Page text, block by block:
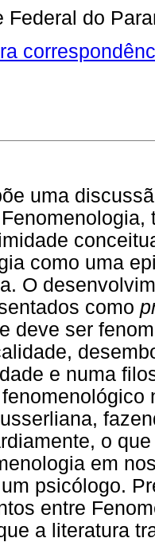
Federal do
uma
como uma
O
como
deve ser
e numa
o
em
psicólogo.
entre
a literatura